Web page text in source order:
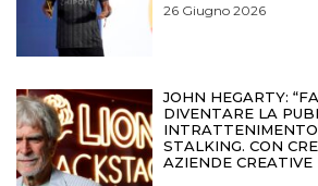
26 Giugno 2026
JOHN HEGARTY:
DIVENTARE LA
STALKING. CON
AZIENDE CREATIVE